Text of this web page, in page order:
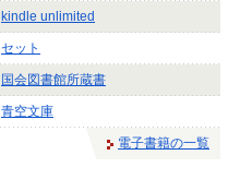
kindle unlimited
セット
国会図書館所蔵書
青空文庫
電子書籍の一覧